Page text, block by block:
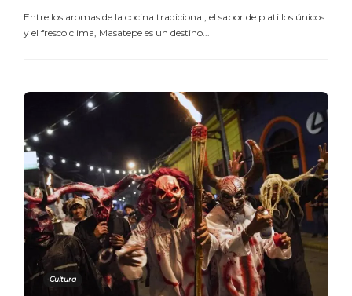
Entre los aromas de la cocina tradicional, el sabor de platillos únicos
y el fresco clima, Masatepe es un destino...
Cultura